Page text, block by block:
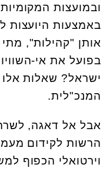
ובמועצות
באמצעות היועצות
אותן "קהילות", מתי
בפועל את אי-
ישראל? שאלות
המנכ"לית.
אבל אל דאגה,
הרשות לקידום
וירטואלי הכפוף